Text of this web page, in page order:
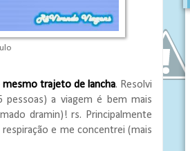
mesmo trajeto de lancha. Resolvi
a viagem é bem mais
dramin)! rs. Principalmente
e me concentrei (mais